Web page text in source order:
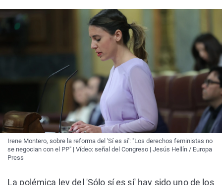
Irene Montero, sobre la reforma del 'Sí es sí': "Los derechos feministas no
se negocian con el PP" | Vídeo: señal del Congreso | Jesús Hellín / Europa
Press
La polémica ley del 'Sólo sí es sí' hay sido uno de los